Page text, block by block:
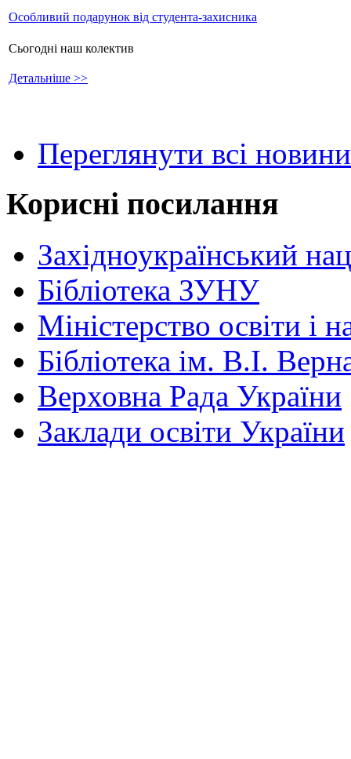
Особливий подарунок від студента-захисника
Сьогодні наш колектив
Детальніше >>
Переглянути всі новини
Корисні посилання
Західноукраїнський
Бібліотека ЗУНУ
Міністерство освіти і
Бібліотека ім. В.І.
Верховна Рада України
Заклади освіти України